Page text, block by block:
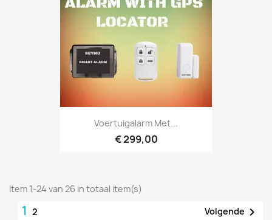
Voertuigalarm Met...
€ 299,00
Item 1-24 van 26 in totaal item(s)
1 2 Volgende 